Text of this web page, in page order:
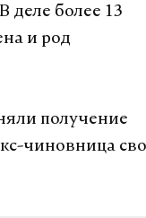
деле более 13
и род
получение
чиновница